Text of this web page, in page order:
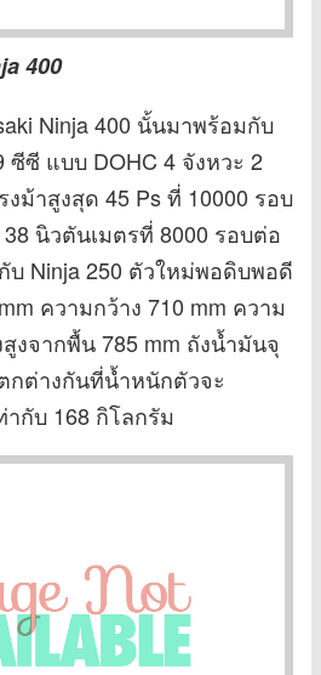
400
Ninja 400 นั้นมาพร้อมกับ
ซีซี แบบ DOHC 4 จังหวะ 2
งม้าสูงสุด 45 Ps ที่ 10000 รอบ
นิวตันเมตรที่ 8000 รอบต่อ
Ninja 250 ตัวใหม่พอดิบพอดี
ความกว้าง 710 mm ความ
สูงจากพื้น 785 mm ถังน้ำมันจุ
กต่างกันที่น้ำหนักตัวจะ
กับ 168 กิโลกรัม